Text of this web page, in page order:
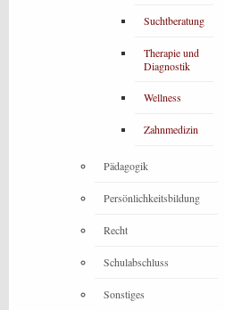
Suchtberatung
Therapie und
Diagnostik
Wellness
Zahnmedizin
Pädagogik
Persönlichkeitsbildung
Recht
Schulabschluss
Sonstiges